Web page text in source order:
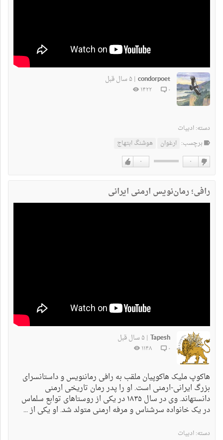
condorpoet
| ۵ سال قبل
۰ ۱۴۲۲
دسته:ادبیات
برچسب: ارغوان هوشنگ ابتهاج
۰ ۰
رافی؛ رمان‌‌نویس ارمنی ایرانی
Tapesh
| ۵ سال قبل
۰ ۱۱۴۸
هاکوپ ملیک هاکوپیان ملقب به رافی رماننویس و داستانسرای
بزرگ ایرانی-ارمنی است. او را پدر رمان تاریخی ارمنی
دانستهاند. وی در سال ۱۸۳۵ در یکی از روستاهای توابع سلماس
در یک خانواده سرشناس و مرفه ارمنی متولد شد. او یکی از ...
دسته:ادبیات